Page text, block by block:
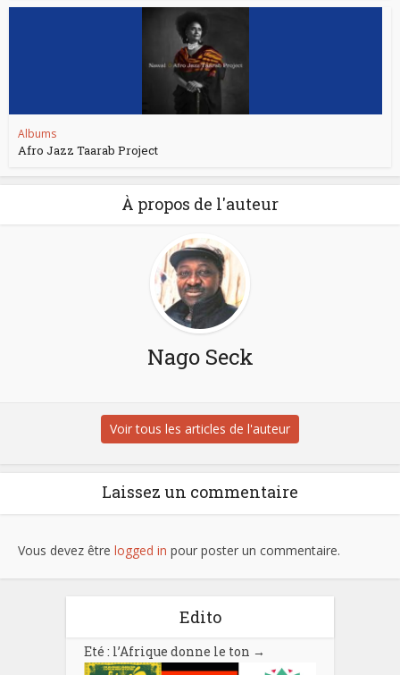
Albums
Afro Jazz Taarab Project
À propos de l'auteur
Nago Seck
Voir tous les articles de l'auteur
Laissez un commentaire
Vous devez être logged in pour poster un commentaire.
Edito
Eté : l’Afrique donne le ton →